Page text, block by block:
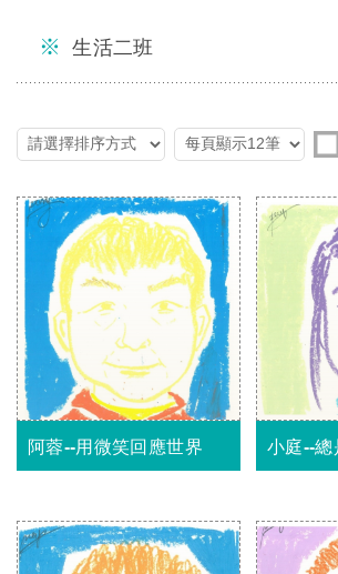
生活二班
阿蓉--用微笑回應世界 小庭--總